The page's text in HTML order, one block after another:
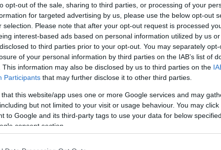
opt-out of the sale, sharing to third parties, or processing of your
for targeted advertising by us, please use the below opt-out
selection. Please note that after your opt-out request is processed
interest-based ads based on personal information utilized by us
to third parties prior to your opt-out. You may separately
of your personal information by third parties on the IAB’s list of
This information may also be disclosed by us to third parties on the
Participants that may further disclose it to other third parties.
that this website/app uses one or more Google services and may
but not limited to your visit or usage behaviour. You may
to Google and its third-party tags to use your data for below
consent section.
jogosultak tulajdona, és csak írásbeli
az állatokat, hogy azok könnyebben elhagyják az
jelenthetnek a környezetre: az utakon
mezőgazdaságnak. Megjegyezte, hogy ilyenkor
állat is lehet.
az állatok elhullott agancsai helyén növő
a vadállomány minőségére tudnak következtetni.
figyelmet, hogy az engedély nélküli gyűjtés 50
aki pedig megvásárolja az illegálisan gyűjtött